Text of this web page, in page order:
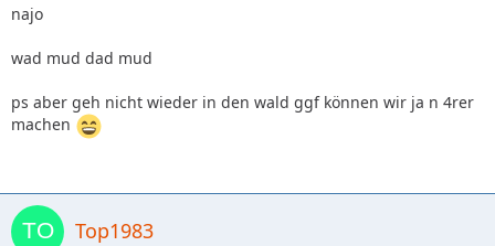
najo
wad mud dad mud
ps aber geh nicht wieder in den wald ggf können wir ja n 4rer
machen
Top1983